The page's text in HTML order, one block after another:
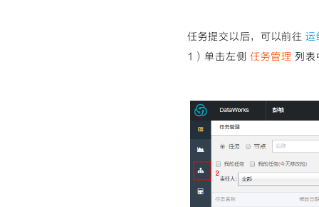
任务提交以后，可以前往运
1）单击左侧 任务管理 列表